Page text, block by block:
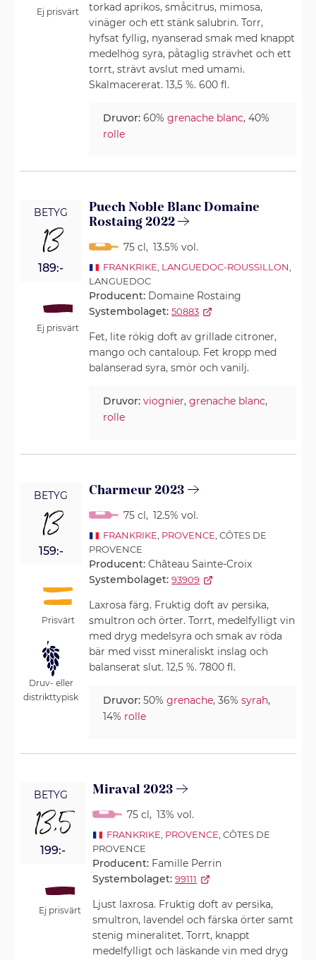
Ej prisvärt
torkad aprikos, småcitrus, mimosa,
vinäger och ett stänk salubrin. Torr,
hyfsat fyllig, nyanserad smak med knappt
medelhög syra, påtaglig strävhet och ett
torrt, strävt avslut med umami.
Skalmacererat. 13,5 %. 600 fl.
Druvor: 60%grenache blanc, 40%
rolle
BETYG
13
189:-
Ej prisvärt
Puech Noble Blanc Domaine
Rostaing 2022
75 cl, 13.5% vol.
FRANKRIKE LANGUEDOC-ROUSSILLON
LANGUEDOC
Producent: Domaine Rostaing
Systembolaget: 50883
Fet, lite rökig doft av grillade citroner,
mango och cantaloup. Fet kropp med
balanserad syra, smör och vanilj.
Druvor: viognier,grenache blanc,
rolle
BETYG
13
159:-
Prisvärt
Druv- eller
distrikttypisk
Charmeur 2023
75 cl, 12.5% vol.
FRANKRIKE PROVENCE , CÔTES DE
PROVENCE
Producent:Château Sainte-Croix
Systembolaget: 93909
Laxrosa färg. Fruktig doft av persika,
smultron och örter. Torrt, medelfylligt vin
med dryg medelsyra och smak av röda
bär med visst mineraliskt inslag och
balanserat slut. 12,5 %. 7800 fl.
Druvor: 50%grenache, 36%syrah,
14% rolle
BETYG
13,5
199:-
Ej prisvärt
Miraval 2023
75 cl, 13% vol.
FRANKRIKE PROVENCE , CÔTES DE
PROVENCE
Producent: Famille Perrin
Systembolaget: 99111
Ljust laxrosa. Fruktig doft av persika,
smultron, lavendel och färska örter samt
stenig mineralitet. Torrt, knappt
medelfylligt och läskande vin med dryg